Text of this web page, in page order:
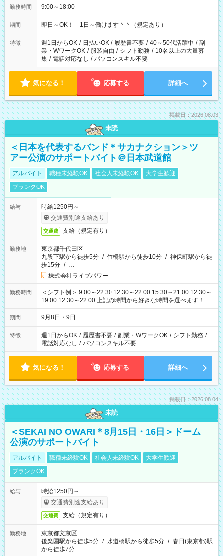
勤務時間 9:00～18:00
期間 即日～OK！ 1日～働けます＾＾（規定あり）
特徴 週1日からOK / 日払いOK / 履歴書不要 / 40～50代活躍中 / 副
業・WワークOK / 服装自由 / シフト勤務 / 10名以上の大量募
集 / 電話対応なし / パソコンスキル不要
気になる！ 応募する 詳細へ
掲載日：2026.08.03
未読
＜日本を代表するバンド＊サカナクション＞ツ
アー公演のサポートバイト＠日本武道館
アルバイト 職種未経験OK 社会人未経験OK
大学生歓迎
ブランクOK
給与
時給1250円～
交通費別途支給あり
交通費 支給（規定有り）
勤務地
東京都千代田区
九段下駅から徒歩5分 / 竹橋駅から徒歩10分 / 神保町駅から徒
歩15分 / …
株式会社ライブパワー
勤務時間
＜シフト例＞ 9:00～22:30 12:30～22:00 15:30～21:00 12:30～
19:00 12:30～22:00 上記の時間から好きな時間を選べます！ ※
時間は変更となる可能性があります
期間 9月8日・9日
特徴 週1日からOK / 履歴書不要 / 副業・WワークOK / シフト勤務 /
電話対応なし / パソコンスキル不要
気になる！ 応募する 詳細へ
掲載日：2026.08.04
未読
＜SEKAI NO OWARI＊8月15日・16日＞ドーム
公演のサポートバイト
アルバイト 職種未経験OK 社会人未経験OK
大学生歓迎
ブランクOK
給与
時給1250円～
交通費別途支給あり
交通費 支給（規定有り）
勤務地
東京都文京区
後楽園駅から徒歩5分 / 水道橋駅から徒歩5分 / 春日(東京都)駅
から徒歩7分